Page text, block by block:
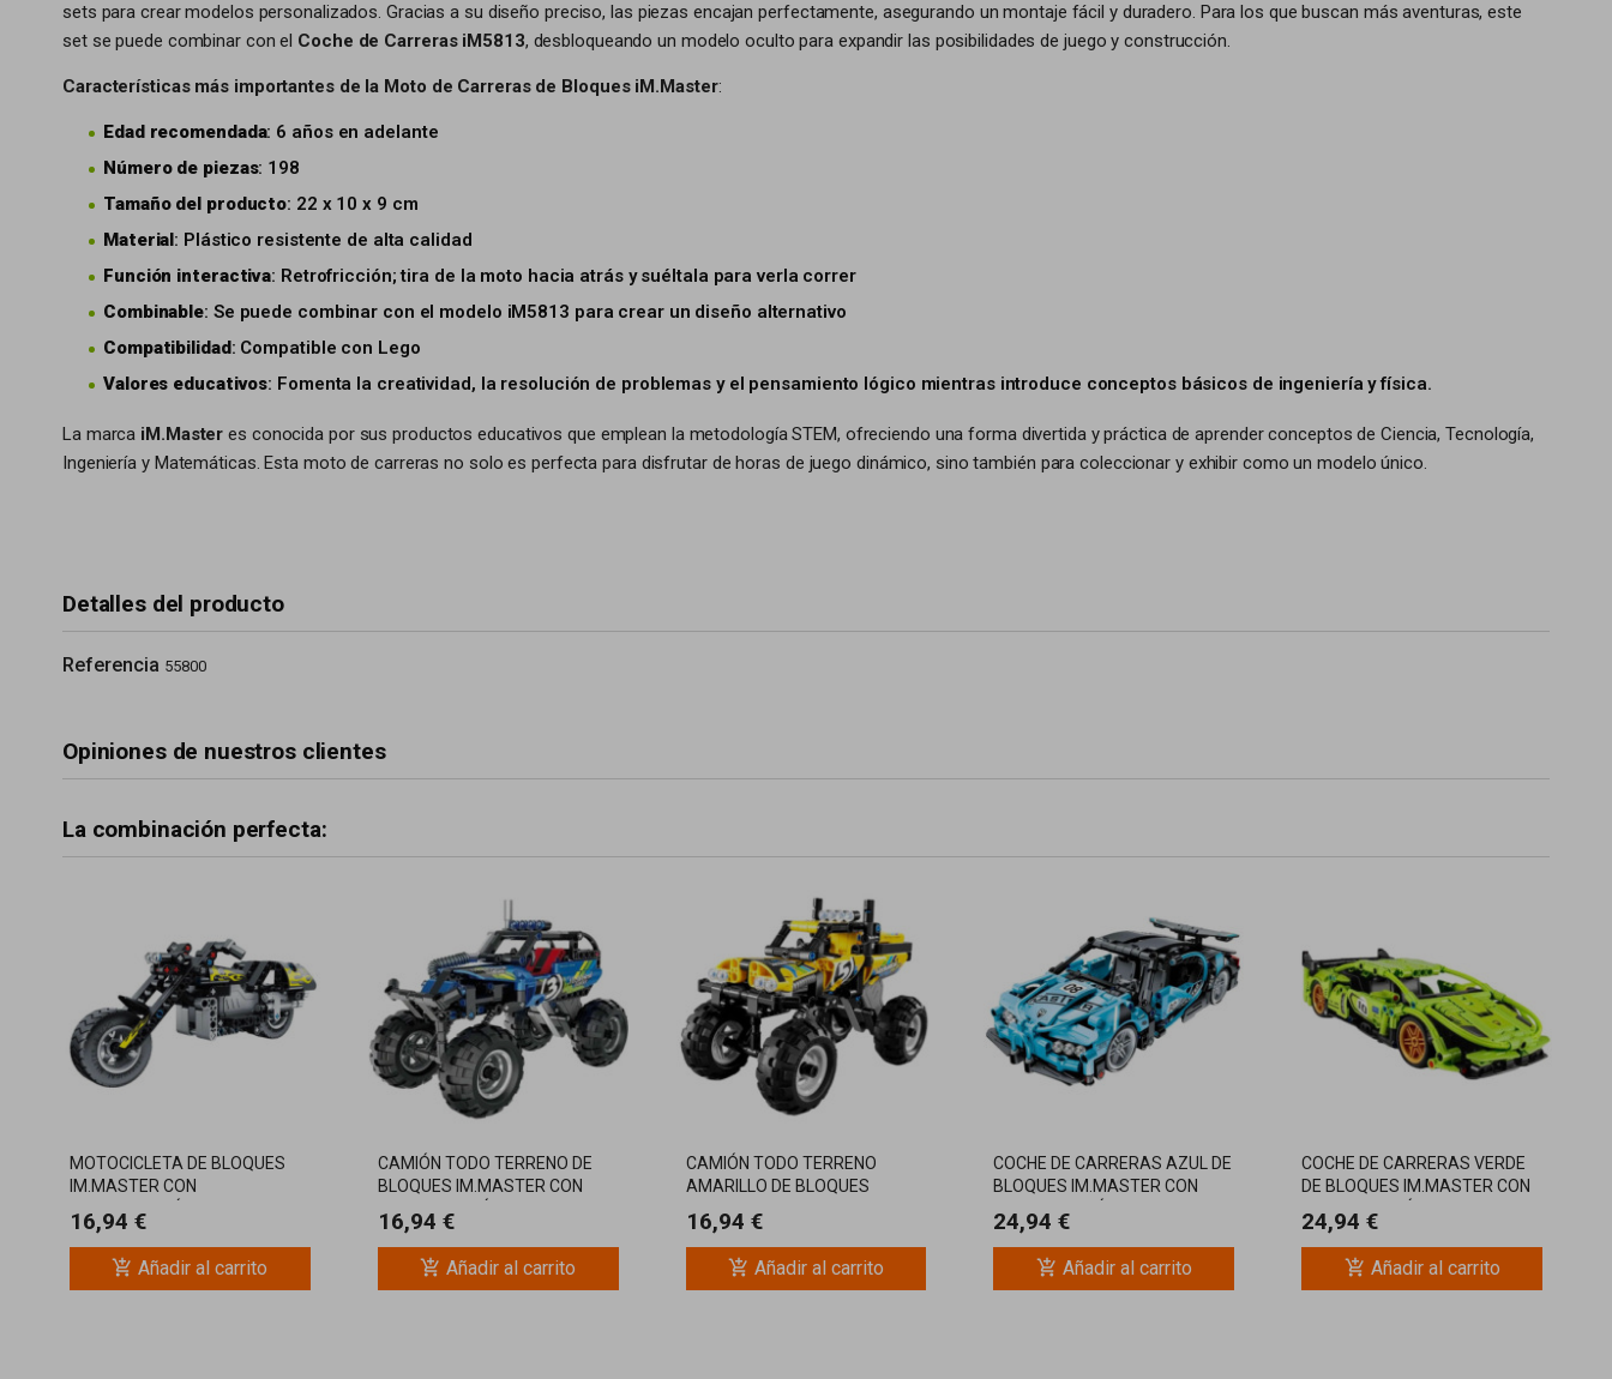
sets para crear modelos personalizados. Gracias a su diseño preciso, las piezas encajan perfectamente, asegurando un montaje fácil y duradero. Para los que buscan más aventuras, este
set se puede combinar con el Coche de Carreras iM5813, desbloqueando un modelo oculto para expandir las posibilidades de juego y construcción.
Características más importantes de la Moto de Carreras de Bloques iM.Master:
Edad recomendada: 6 años en adelante
Número de piezas: 198
Tamaño del producto: 22 x 10 x 9 cm
Material: Plástico resistente de alta calidad
Función interactiva: Retrofricción; tira de la moto hacia atrás y suéltala para verla correr
Combinable: Se puede combinar con el modelo iM5813 para crear un diseño alternativo
Compatibilidad: Compatible con Lego
Valores educativos: Fomenta la creatividad, la resolución de problemas y el pensamiento lógico mientras introduce conceptos básicos de ingeniería y física.
La marca iM.Master es conocida por sus productos educativos que emplean la metodología STEM, ofreciendo una forma divertida y práctica de aprender conceptos de Ciencia, Tecnología,
Ingeniería y Matemáticas. Esta moto de carreras no solo es perfecta para disfrutar de horas de juego dinámico, sino también para coleccionar y exhibir como un modelo único.
Detalles del producto
Referencia 55800
Opiniones de nuestros clientes
La combinación perfecta:
MOTOCICLETA DE BLOQUES
IM.MASTER CON
Y JUEGA
16,94 €
add_shopping_cart Añadir al carrito
CAMIÓN TODO TERRENO DE
BLOQUES IM.MASTER CON
Y JUEGA
16,94 €
add_shopping_cart Añadir al carrito
CAMIÓN TODO TERRENO
AMARILLO DE BLOQUES
RETROFRICCIÓN, CONSTRUYE
Y JUEGA
16,94 €
add_shopping_cart Añadir al carrito
COCHE DE CARRERAS AZUL DE
BLOQUES IM.MASTER CON
Y JUEGA
24,94 €
add_shopping_cart Añadir al carrito
COCHE DE CARRERAS VERDE
DE BLOQUES IM.MASTER CON
Y JUEGA
24,94 €
add_shopping_cart Añadir al carrito